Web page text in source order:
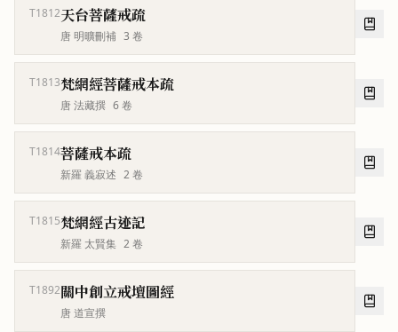
T1812天台菩薩戒疏
唐 明曠刪補 3 卷
T1813梵網經菩薩戒本疏
唐 法藏撰 6卷
T1814菩薩戒本疏
新羅 義寂述 2卷
T1815梵網經古迹記
新羅 太賢集 2卷
T1892關中創立戒壇圖經
唐 道宣撰